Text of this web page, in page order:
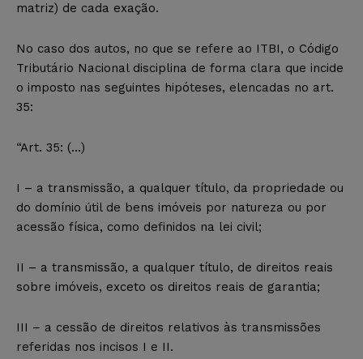
matriz) de cada exação.
No caso dos autos, no que se refere ao ITBI, o Código
Tributário Nacional disciplina de forma clara que incide
o imposto nas seguintes hipóteses, elencadas no art.
35:
“Art. 35: (…)
I – a transmissão, a qualquer título, da propriedade ou
do domínio útil de bens imóveis por natureza ou por
acessão física, como definidos na lei civil;
II – a transmissão, a qualquer título, de direitos reais
sobre imóveis, exceto os direitos reais de garantia;
III – a cessão de direitos relativos às transmissões
referidas nos incisos I e II.